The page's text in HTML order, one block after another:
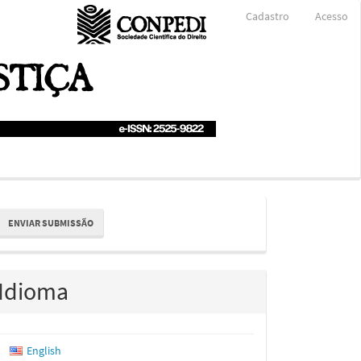
Cadastro Acesso
ENVIAR SUBMISSÃO
Idioma
English